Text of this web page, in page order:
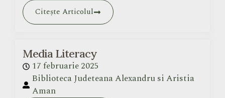
Citește Articolul
Media Literacy
17 februarie 2025
Biblioteca Judeteana Alexandru si Aristia
Aman